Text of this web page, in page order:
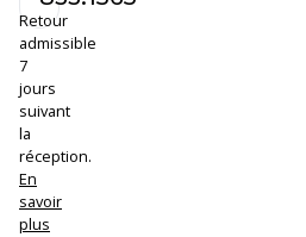
:Retour
admissible
7
jours
suivant
la
réception.
En
savoir
plus